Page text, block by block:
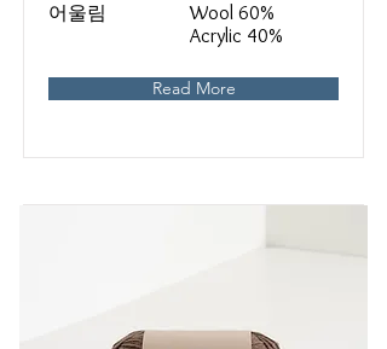
어울림
Wool 60%
Acrylic 40%
Read More